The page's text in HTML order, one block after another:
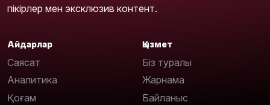
пікірлер мен эксклюзив контент.
Айдарлар
Саясат
Аналитика
Қоғам
Қызмет
Біз туралы
Жарнама
Байланыс